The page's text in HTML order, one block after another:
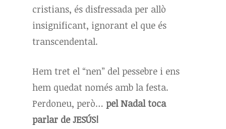
cristians, és disfressada per allò
insignificant, ignorant el que és
transcendental.
Hem tret el “nen” del pessebre i ens
hem quedat només amb la festa.
Perdoneu, però… pel Nadal toca
parlar de JESÚS!